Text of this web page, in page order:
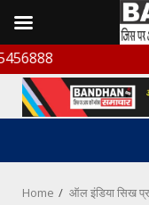
Skip
to
content
Home ऑल इंडिया सिख